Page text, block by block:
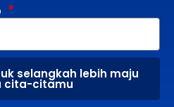
selangkah lebih maju
cita-citamu